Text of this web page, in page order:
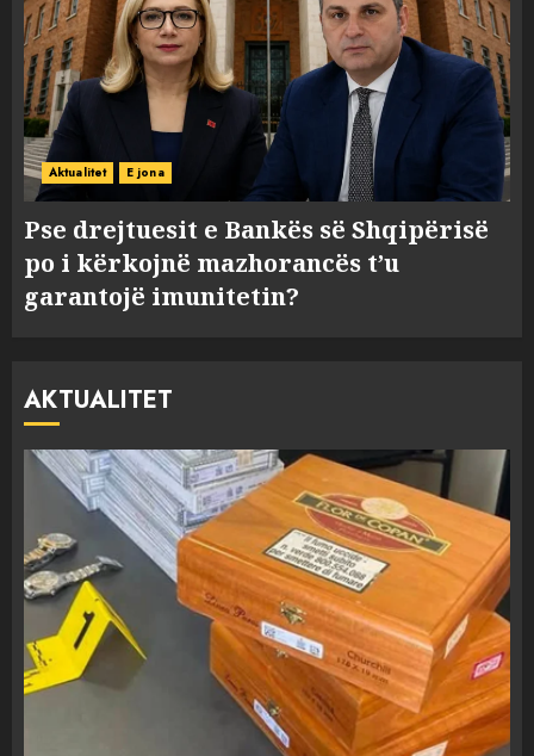
Aktualitet E jona
Pse drejtuesit e Bankës së Shqipërisë
po i kërkojnë mazhorancës t’u
garantojë imunitetin?
AKTUALITET